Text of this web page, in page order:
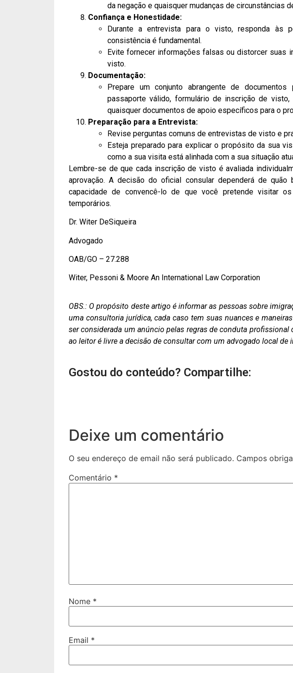
da negação e quaisquer mudanças de circunstâncias
Confiança e Honestidade:
Durante a entrevista para o visto, responda às
consistência é fundamental.
Evite fornecer informações falsas ou distorcer suas
visto.
Documentação:
Prepare um conjunto abrangente de
passaporte válido, formulário de inscrição de
quaisquer documentos de apoio específicos para o
Preparação para a Entrevista:
Revise perguntas comuns de entrevistas de visto e
Esteja preparado para explicar o propósito da sua
como a sua visita está alinhada com a sua situação
Lembre-se de que cada inscrição de visto é avaliada
aprovação. A decisão do oficial consular dependerá de
capacidade de convencê-lo de que você pretende visitar
temporários.
Dr. Witer DeSiqueira
Advogado
OAB/GO – 27.288
Witer, Pessoni & Moore An International Law Corporation
OBS.: O propósito deste artigo é informar as pessoas sobre
uma consultoria jurídica, cada caso tem suas nuances e
ser considerada um anúncio pelas regras de conduta profissional
ao leitor é livre a decisão de consultar com um advogado local de
Gostou do conteúdo? Compartilhe:
Deixe um comentário
O seu endereço de email não será publicado. Campos
Comentário *
Nome *
Email *